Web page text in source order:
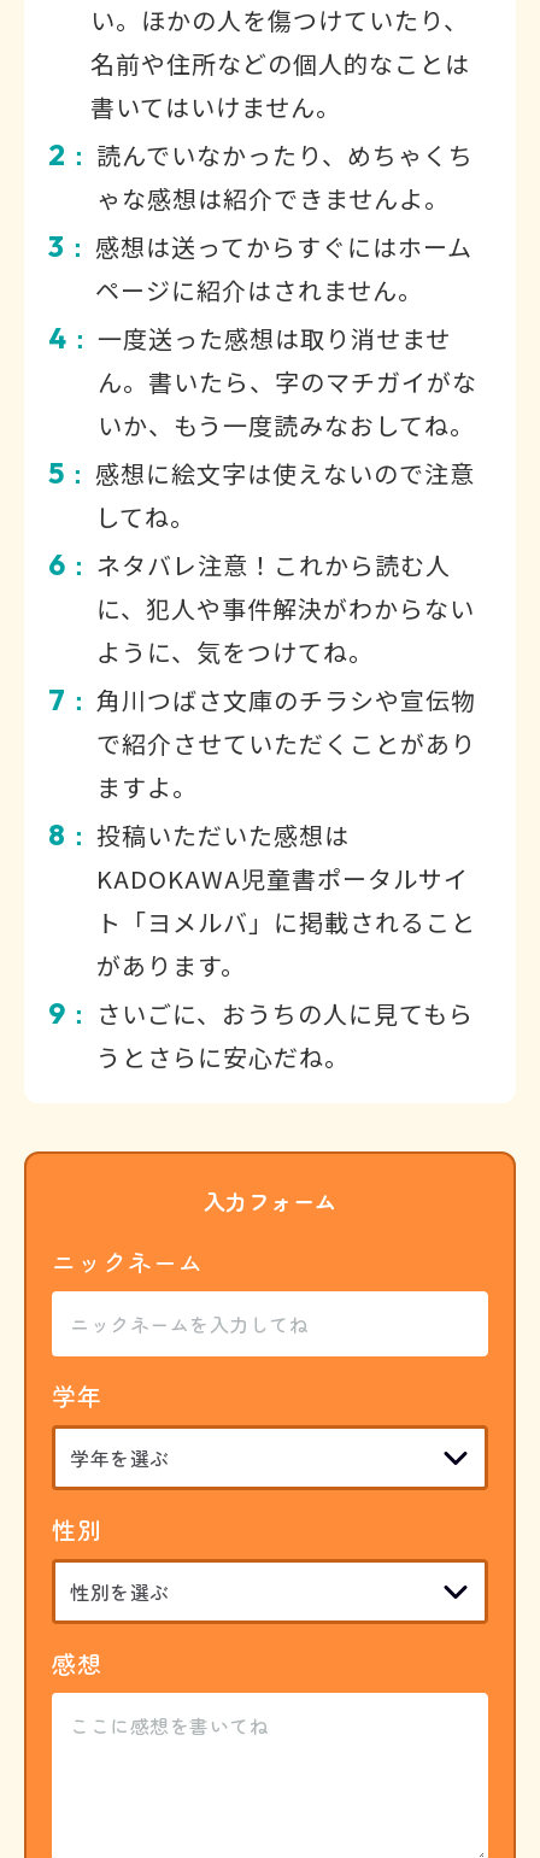
い。ほかの人を傷つけていたり、
名前や住所などの個人的なことは
書いてはいけません。
2 ： 読んでいなかったり、めちゃくち
ゃな感想は紹介できませんよ。
3 ： 感想は送ってからすぐにはホーム
ページに紹介はされません。
4 ： 一度送った感想は取り消せませ
ん。書いたら、字のマチガイがな
いか、もう一度読みなおしてね。
5 ： 感想に絵文字は使えないので注意
してね。
6 ： ネタバレ注意！これから読む人
に、犯人や事件解決がわからない
ように、気をつけてね。
7 ： 角川つばさ文庫のチラシや宣伝物
で紹介させていただくことがあり
ますよ。
8 ： 投稿いただいた感想は
KADOKAWA児童書ポータルサイ
ト「ヨメルバ」に掲載されること
があります。
9 ：
さいごに、おうちの人に見てもら
うとさらに安心だね。
入力フォーム
ニックネーム
学年
性別
感想